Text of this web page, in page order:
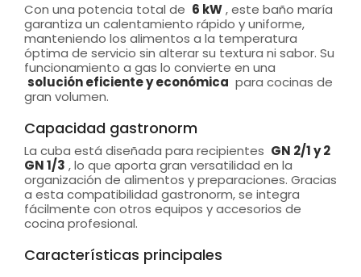
Con una potencia total de 6 kW, este baño maría
garantiza un calentamiento rápido y uniforme,
manteniendo los alimentos a la temperatura
óptima de servicio sin alterar su textura ni sabor. Su
funcionamiento a gas lo convierte en una
solución eficiente y económica para cocinas de
gran volumen.
Capacidad gastronorm
La cuba está diseñada para recipientes GN 2/1 y 2
GN 1/3 , lo que aporta gran versatilidad en la
organización de alimentos y preparaciones. Gracias
a esta compatibilidad gastronorm, se integra
fácilmente con otros equipos y accesorios de
cocina profesional.
Características principales